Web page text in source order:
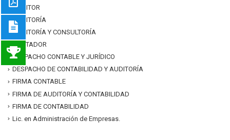
AUDITOR
AUDITORÍA
AUDITORÍA Y CONSULTORÍA
CONTADOR
DESPACHO CONTABLE Y JURÍDICO
DESPACHO DE CONTABILIDAD Y AUDITORÍA
FIRMA CONTABLE
FIRMA DE AUDITORÍA Y CONTABILIDAD
FIRMA DE CONTABILIDAD
Lic. en Administración de Empresas.